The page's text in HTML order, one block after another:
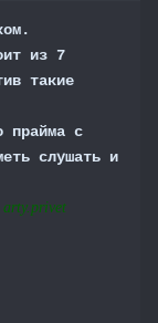
из 7
такие
прайма с
слушать и
arty.privet